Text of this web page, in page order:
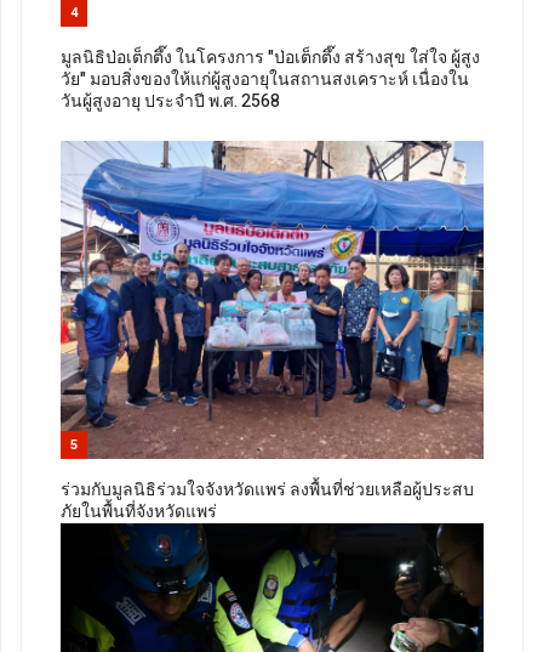
4
มูลนิธิป่อเต็กตึ๊ง ในโครงการ "ป่อเต็กตึ๊ง สร้างสุข ใส่ใจ ผู้สูง
วัย" มอบสิ่งของให้แก่ผู้สูงอายุในสถานสงเคราะห์ เนื่องใน
วันผู้สูงอายุ ประจำปี พ.ศ. 2568
5
ร่วมกับมูลนิธิร่วมใจจังหวัดแพร่ ลงพื้นที่ช่วยเหลือผู้ประสบ
ภัยในพื้นที่จังหวัดแพร่